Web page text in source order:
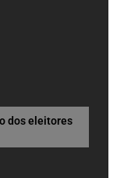
dos eleitores